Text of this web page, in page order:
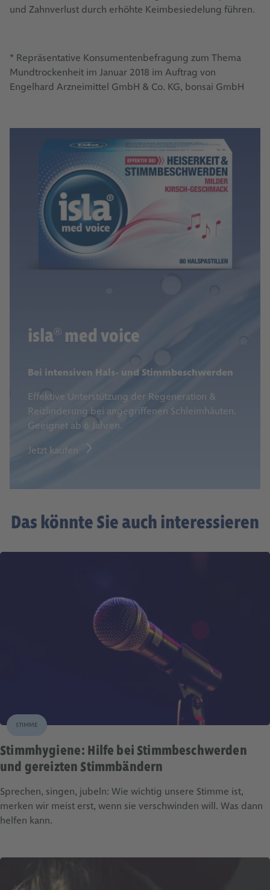
und Zahnverlust durch erhöhte Keimbesiedelung führen.
* Repräsentative Konsumentenbefragung zum Thema
Mundtrockenheit im Januar 2018 im Auftrag von
Engelhard Arzneimittel GmbH & Co. KG, bonsai GmbH
isla® med voice
Bei intensiven Hals- und Stimmbeschwerden
Effektive Unterstützung der Regeneration &
Reizlinderung bei angegriffenen Schleimhäuten.
Geeignet ab 6 Jahren.
Jetzt kaufen
Das könnte Sie auch interessieren
STIMME
Stimmhygiene: Hilfe bei Stimmbeschwerden
und gereizten Stimmbändern
Sprechen, singen, jubeln: Wie wichtig unsere Stimme ist,
merken wir meist erst, wenn sie verschwinden will. Was dann
helfen kann.